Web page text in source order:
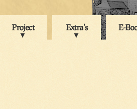
Project Extra's E-